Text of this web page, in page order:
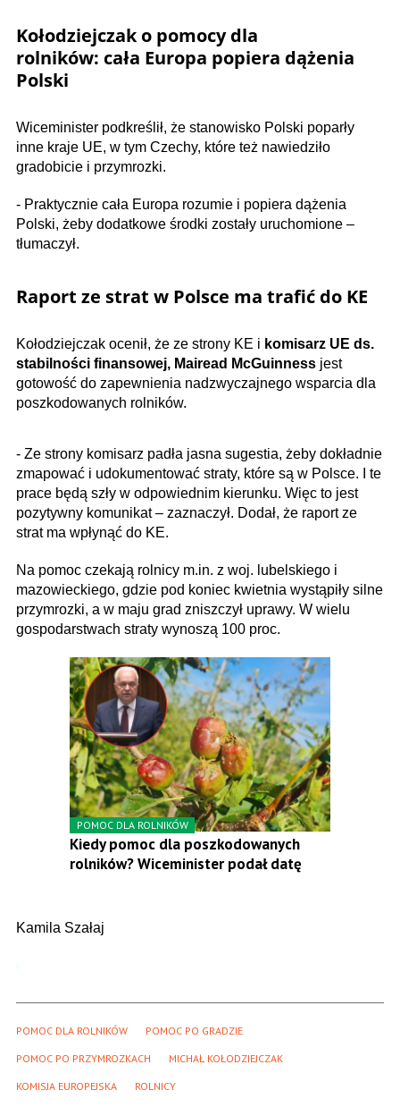
Kołodziejczak o pomocy dla
rolników: cała Europa popiera dążenia
Polski
Wiceminister podkreślił, że stanowisko Polski poparły
inne kraje UE, w tym Czechy, które też nawiedziło
gradobicie i przymrozki.
- Praktycznie cała Europa rozumie i popiera dążenia
Polski, żeby dodatkowe środki zostały uruchomione –
tłumaczył.
Raport ze strat w Polsce ma trafić do KE
Kołodziejczak ocenił, że ze strony KE i komisarz UE ds.
stabilności finansowej, Mairead McGuinness jest
gotowość do zapewnienia nadzwyczajnego wsparcia dla
poszkodowanych rolników.
- Ze strony komisarz padła jasna sugestia, żeby dokładnie
zmapować i udokumentować straty, które są w Polsce. I te
prace będą szły w odpowiednim kierunku. Więc to jest
pozytywny komunikat – zaznaczył. Dodał, że raport ze
strat ma wpłynąć do KE.
Na pomoc czekają rolnicy m.in. z woj. lubelskiego i
mazowieckiego, gdzie pod koniec kwietnia wystąpiły silne
przymrozki, a w maju grad zniszczył uprawy. W wielu
gospodarstwach straty wynoszą 100 proc.
POMOC DLA ROLNIKÓW
Kiedy pomoc dla poszkodowanych
rolników? Wiceminister podał datę
Kamila Szałaj
POMOC DLA ROLNIKÓW POMOC PO GRADZIE
POMOC PO PRZYMROZKACH MICHAŁ KOŁODZIEJCZAK
KOMISJA EUROPEJSKA ROLNICY